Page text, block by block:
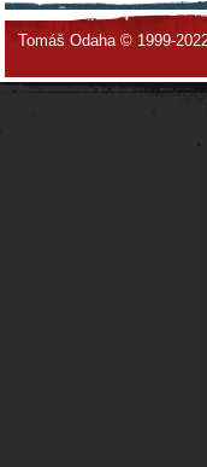
Tomáš Odaha © 1999-